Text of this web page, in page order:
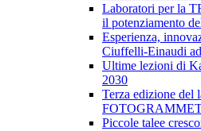
Laboratori per la
il potenziamento
Esperienza,
Ciuffelli-Einaudi
Ultime lezioni di
2030
Terza edizione del
Piccole talee